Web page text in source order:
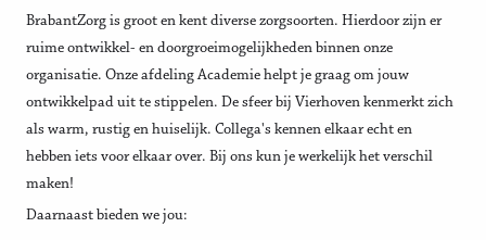
BrabantZorg is groot en kent diverse zorgsoorten. Hierdoor zijn er
ruime ontwikkel- en doorgroeimogelijkheden binnen onze
organisatie. Onze afdeling Academie helpt je graag om jouw
ontwikkelpad uit te stippelen. De sfeer bij Vierhoven kenmerkt zich
als warm, rustig en huiselijk. Collega's kennen elkaar echt en
hebben iets voor elkaar over. Bij ons kun je werkelijk het verschil
maken!
Daarnaast bieden we jou: